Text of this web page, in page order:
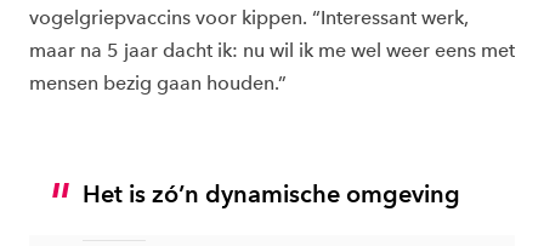
vogelgriepvaccins voor kippen. “Interessant werk,
maar na 5 jaar dacht ik: nu wil ik me wel weer eens met
mensen bezig gaan houden.”
Het is zó’n dynamische omgeving